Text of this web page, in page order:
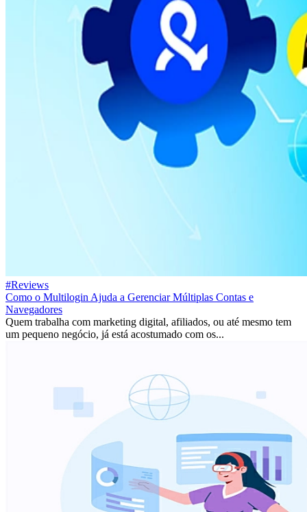
#Reviews
Como o Multilogin Ajuda a Gerenciar Múltiplas Contas e
Navegadores
Quem trabalha com marketing digital, afiliados, ou até mesmo tem
um pequeno negócio, já está acostumado com os...